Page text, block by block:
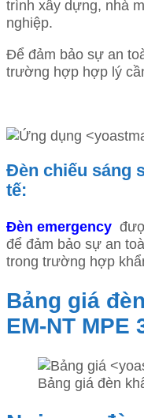
trình xây dựng, nhà
nghiệp.
Để đảm bảo sự an
trường hợp hợp lý
Đèn chiếu sáng
tế:
Đèn emergency
để đảm bảo sự an
trong trường hợp
Bảng giá
EM-NT MPE
Bảng giá đèn